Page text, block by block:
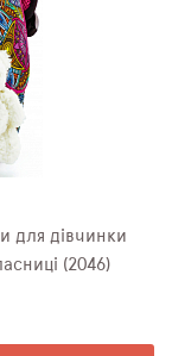
для дівчинки
(2046)